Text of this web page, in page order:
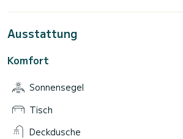
Ausstattung
Komfort
Sonnensegel
Tisch
Deckdusche